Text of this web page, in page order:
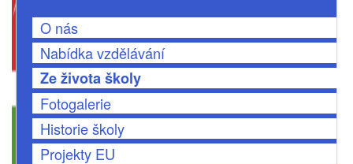
O nás
Nabídka vzdělávání
Ze života školy
Fotogalerie
Historie školy
Projekty EU